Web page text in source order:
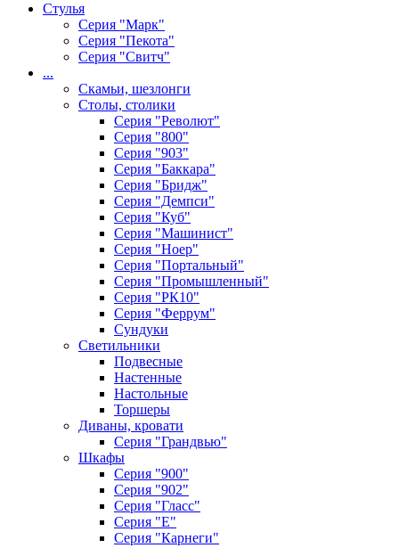
Стулья
Серия "Марк"
Серия "Пекота"
Серия "Свитч"
...
Скамьи, шезлонги
Столы, столики
Серия "Револют"
Серия "800"
Серия "903"
Серия "Баккара"
Серия "Бридж"
Серия "Демпси"
Серия "Куб"
Серия "Машинист"
Серия "Ноер"
Серия "Портальный"
Серия "Промышленный"
Серия "РК10"
Серия "Феррум"
Сундуки
Светильники
Подвесные
Настенные
Настольные
Торшеры
Диваны, кровати
Серия "Грандвью"
Шкафы
Серия "900"
Серия "902"
Серия "Гласс"
Серия "Е"
Серия "Карнеги"